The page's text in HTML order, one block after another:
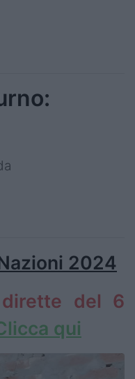
2024
del 6
qui